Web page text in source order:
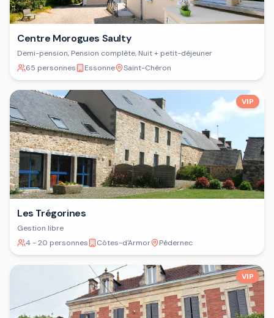
Centre Morogues Saulty
Demi-pension, Pension complète, Nuit + petit-déjeuner
65 personnes
Essonne Saint-Chéron
VIP
Les Trégorines
Gestion libre
4 - 20 personnes
Côtes-d'Armor Pédernec
VIP